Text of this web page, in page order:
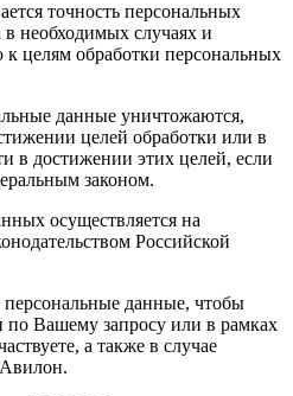
точность персональных
в необходимых случаях и
целям обработки персональных
данные уничтожаются,
целей обработки или в
в достижении этих целей, если
законом.
осуществляется на
Российской
данные, чтобы
по Вашему запросу или в рамках
а также в случае